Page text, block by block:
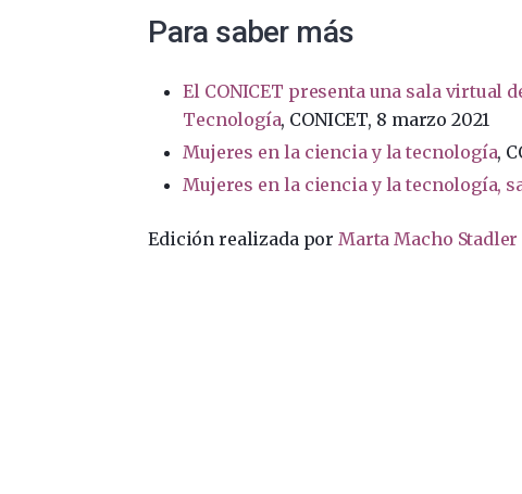
Para saber más
El CONICET presenta una sala virtual
Tecnología, CONICET, 8 marzo 2021
Mujeres en la ciencia y la tecnología,
Mujeres en la ciencia y la tecnología,
Edición realizada porMarta Macho Stadler